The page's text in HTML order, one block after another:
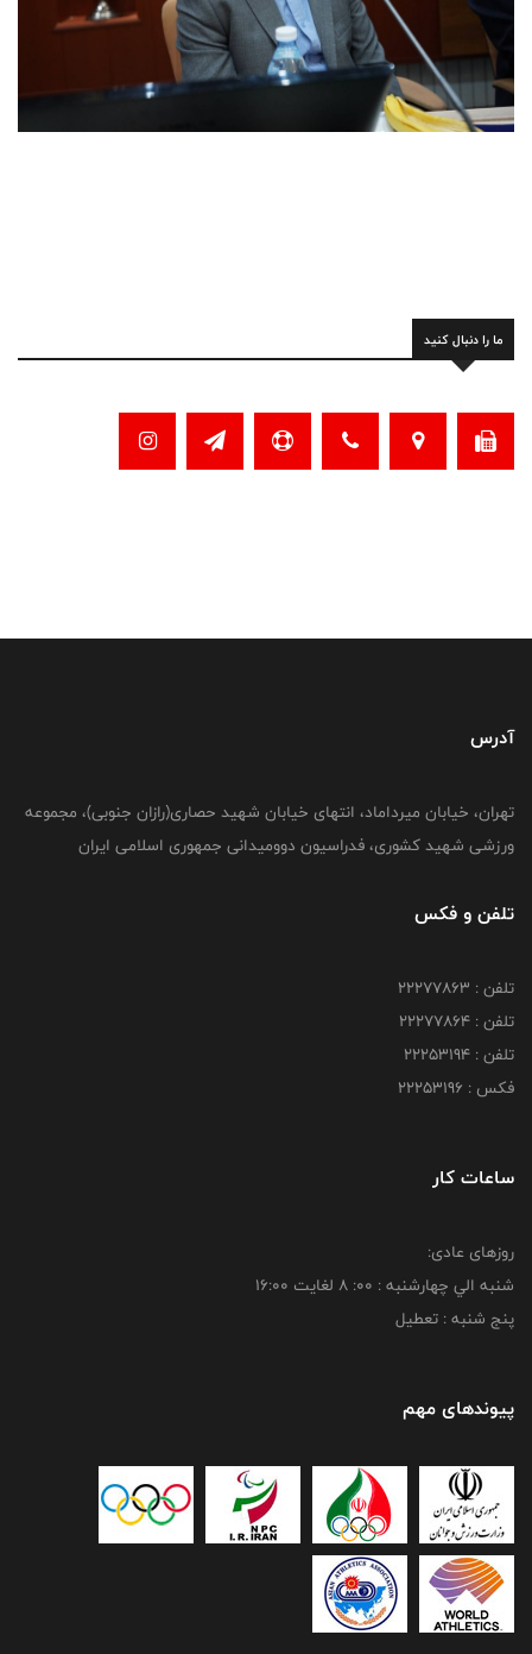
ما را دنبال کنید
آدرس
تهران، خیابان میرداماد، انتهای خیابان شهید حصاری(رازان جنوبی)، مجموعه
ورزشی شهید کشوری، فدراسیون دوومیدانی جمهوری اسلامی ایران
تلفن و فکس
تلفن : 22277863
تلفن : 22277864
تلفن : 22253194
فکس : 22253196
ساعات کار
روزهای عادی:
شنبه الي چهارشنبه : 00: 8 لغايت 16:00
پنج شنبه : تعطیل
پیوندهای مهم